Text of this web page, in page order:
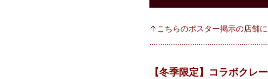
↑こちらのポスター掲示の店舗
【冬季限定】コラボク